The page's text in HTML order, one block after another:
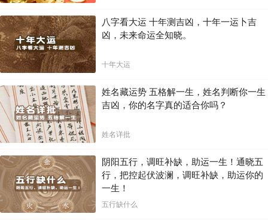
八字看大运 十年测吉凶，十年一运卜吉
凶，未来命运全知晓。
十年大运
姓名藏运势 五格解一生，姓名判断你一生
吉凶，你的名字真的适合你吗？
姓名详批
阴阳五行，调旺补缺，助运一生！通晓五
行，把控起伏波澜，调旺补缺，助运你的
一生！
五行缺什么